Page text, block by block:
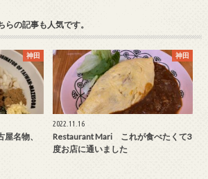
らの記事も人気です。
神田
名物、
神田
2022.11.16
Restaurant Mari これが食べたくて3
度お店に通いました